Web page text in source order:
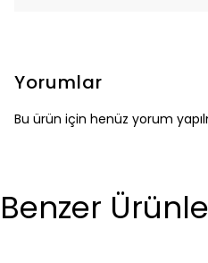
Yorumlar
Bu ürün için henüz yorum
Benzer